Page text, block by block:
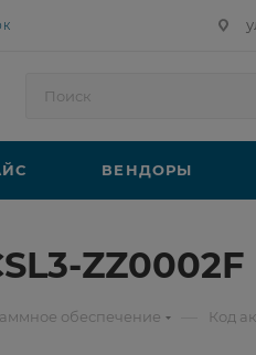
ВЕНДОРЫ
ZZ0002F
обеспечение Код